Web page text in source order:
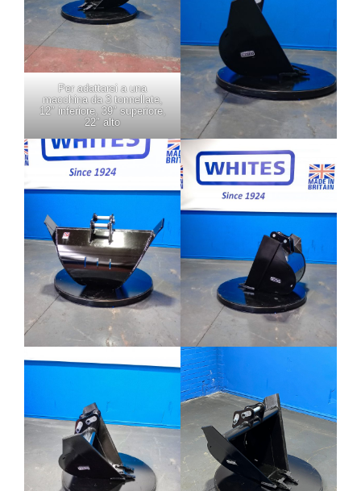
Per adattarsi a una
macchina da 3 tonnellate,
12″ inferiore, 39″ superiore,
22″ alto